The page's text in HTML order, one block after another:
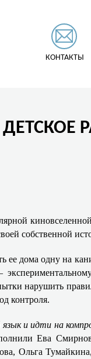
КОНТАКТЫ
собственной
ее дома одну на
нарушить
контроля.
и идти на
Ева
Ольга